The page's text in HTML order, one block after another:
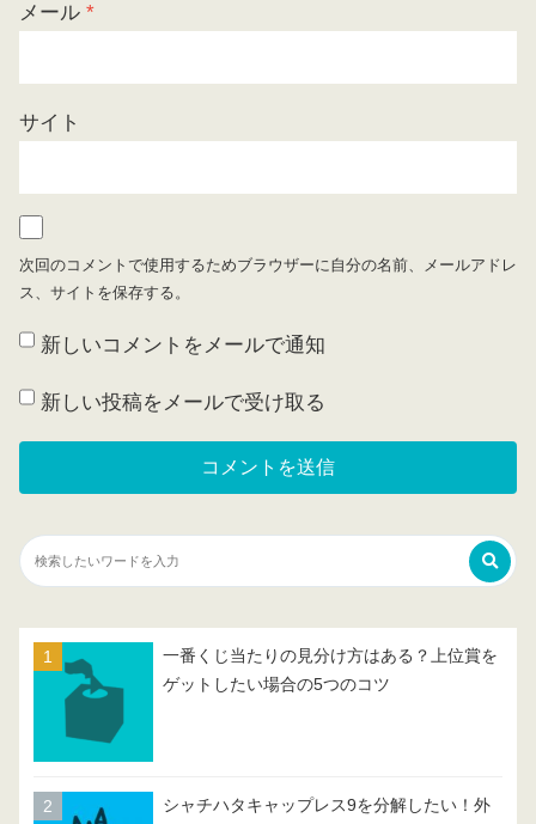
メール *
サイト
次回のコメントで使用するためブラウザーに自分の名前、メールアドレ
ス、サイトを保存する。
新しいコメントをメールで通知
新しい投稿をメールで受け取る
一番くじ当たりの見分け方はある？上位賞を
ゲットしたい場合の5つのコツ
シャチハタキャップレス9を分解したい！外